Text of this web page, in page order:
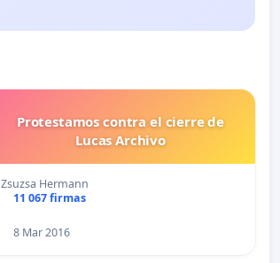
Protestamos contra el cierre de
Lucas Archivo
Zsuzsa Hermann
11 067 firmas
8 Mar 2016